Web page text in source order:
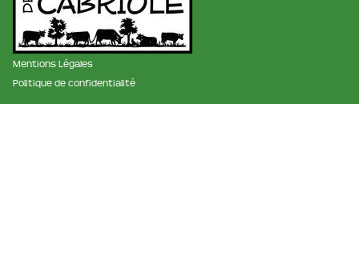
Mentions Légales
Politique de confidentialité